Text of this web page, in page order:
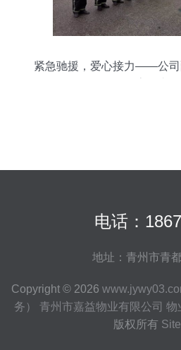
紧急驰援，爱心接力——公司
电话：
地址：青州市青
Copyright © 2026
务）
青州市嘉益物业有限公司 物
版权所有